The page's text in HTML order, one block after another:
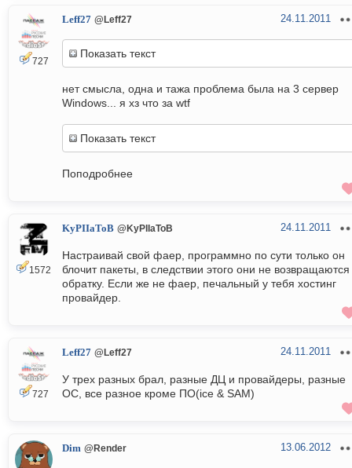
727
Leff27 @Leff27 24.11.2011
Показать текст
нет смысла, одна и тажа проблема была на 3 сервер
Windows... я хз что за wtf
Показать текст
Поподробнее
1572
KyPIIaToB @KyPIIaToB 24.11.2011
Настраивай свой фаер, программно по сути только он
блочит пакеты, в следствии этого они не возвращаются
обратку. Если же не фаер, печальный у тебя хостинг
провайдер.
727
Leff27 @Leff27 24.11.2011
У трех разных брал, разные ДЦ и провайдеры, разные
ОС, все разное кроме ПО(ice & SAM)
Dim @Render 13.06.2012